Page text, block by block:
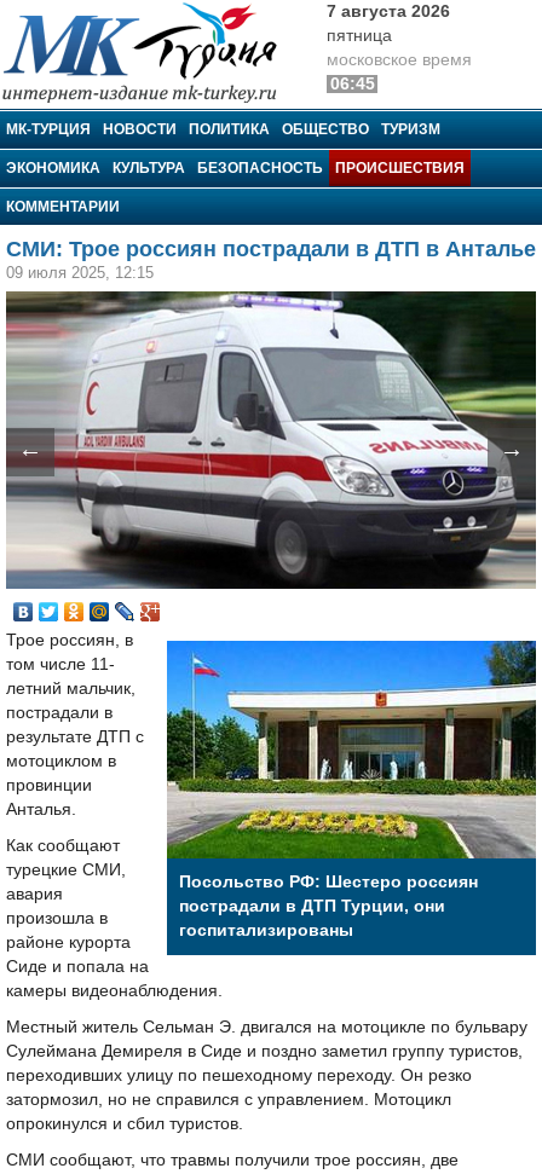
МК-Турция
7 августа 2026
пятница
московское время
06:45
МК-ТУРЦИЯ НОВОСТИ ПОЛИТИКА ОБЩЕСТВО ТУРИЗМ
ЭКОНОМИКА КУЛЬТУРА БЕЗОПАСНОСТЬ ПРОИСШЕСТВИЯ
КОММЕНТАРИИ
СМИ: Трое россиян пострадали в ДТП в Анталье
09 июля 2025, 12:15
← →
Посольство РФ: Шестеро россиян
пострадали в ДТП Турции, они
госпитализированы
Трое россиян, в
том числе 11-
летний мальчик,
пострадали в
результате ДТП с
мотоциклом в
провинции
Анталья.
Как сообщают
турецкие СМИ,
авария
произошла в
районе курорта
Сиде и попала на
камеры видеонаблюдения.
Местный житель Сельман Э. двигался на мотоцикле по бульвару
Сулеймана Демиреля в Сиде и поздно заметил группу туристов,
переходивших улицу по пешеходному переходу. Он резко
затормозил, но не справился с управлением. Мотоцикл
опрокинулся и сбил туристов.
СМИ сообщают, что травмы получили трое россиян, две